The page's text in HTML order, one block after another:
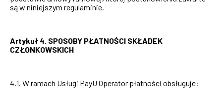
są w niniejszym regulaminie.
Artykuł 4. SPOSOBY PŁATNOŚCI SKŁADEK
CZŁONKOWSKICH
4.1. W ramach Usługi PayU Operator płatności obsługuje: